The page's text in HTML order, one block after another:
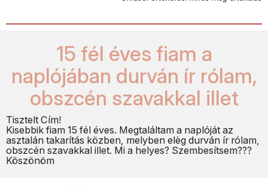
15 fél éves fiam a
naplójában durván ír rólam,
obszcén szavakkal illet
Tisztelt Cím!
Kisebbik fiam 15 fél éves. Megtaláltam a naplóját az
asztalán takarítás közben, melyben elèg durván ír rólam,
obszcén szavakkal illet. Mi a helyes? Szembesítsem???
Köszönöm